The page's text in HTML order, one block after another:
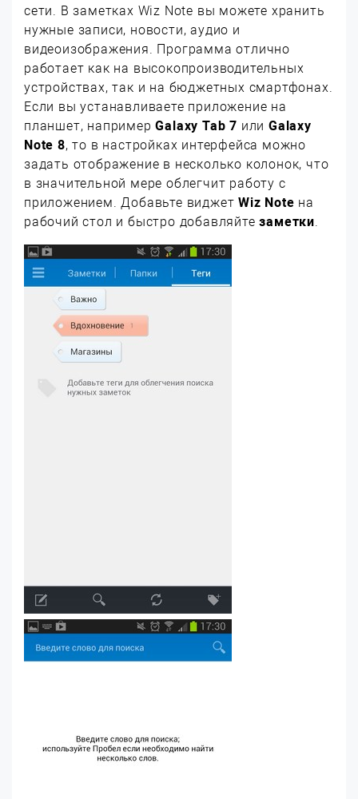
сети. В заметках Wiz Note вы можете хранить
нужные записи, новости, аудио и
видеоизображения. Программа отлично
работает как на высокопроизводительных
устройствах, так и на бюджетных смартфонах.
Если вы устанавливаете приложение на
планшет, напримерGalaxy Tab 7 илиGalaxy
Note 8, то в настройках интерфейса можно
задать отображение в несколько колонок, что
в значительной мере облегчит работу с
приложением. Добавьте виджетWiz Note на
рабочий стол и быстро добавляйтезаметки.